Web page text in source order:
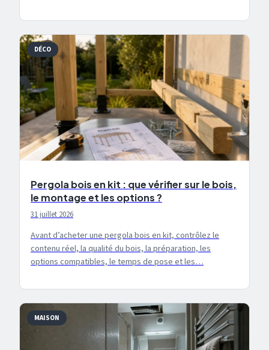
DÉCO
Pergola bois en kit : que vérifier sur le bois,
le montage et les options ?
31 juillet 2026
Avant d’acheter une pergola bois en kit, contrôlez le
contenu réel, la qualité du bois, la préparation, les
options compatibles, le temps de pose et les…
MAISON